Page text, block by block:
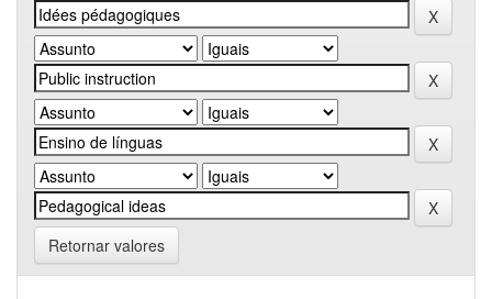
Retornar valores